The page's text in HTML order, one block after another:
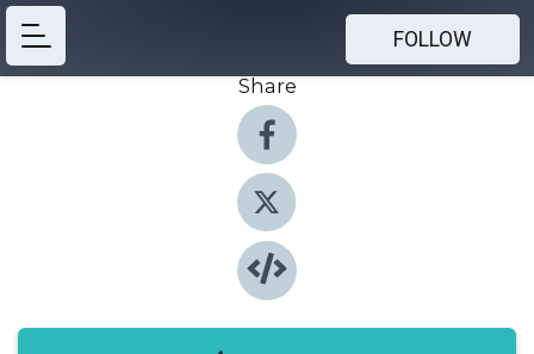
FOLLOW
Share